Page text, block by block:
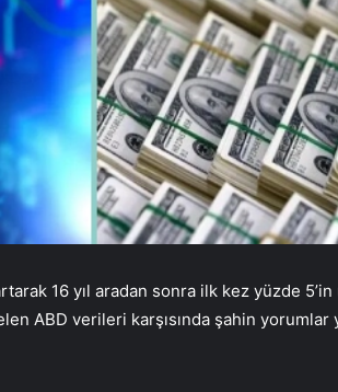
16 yıl aradan sonra ilk kez yüzde 5’in
ABD verileri karşısında şahin yorumlar